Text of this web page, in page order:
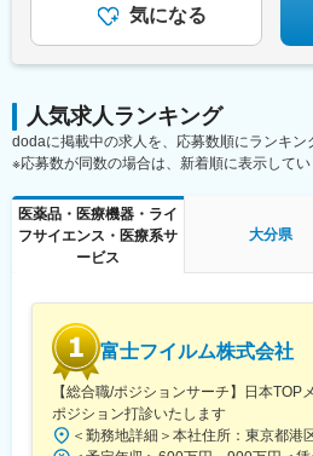
駅、近鉄奈良駅、和歌山駅、草津
山駅、松江駅、片原町駅(香川県)
院下駅、東池袋駅、日比谷駅、銀
八王子駅、高輪台駅、奥沢駅、神
駅、石上駅、新越谷駅、宇都宮駅
県)、船橋駅、札幌駅、仙台駅(地
名古屋駅、西高蔵駅、新豊田駅、
浜松駅、三島田町駅、市役所前駅(
日市駅、電鉄富山駅・エスタ前駅
(阪神線)、なんば駅(地下鉄)、高
島県)、高松築港駅、高知橋駅、眉
駅、小倉駅(福岡県)、東比恵駅、鹿
駅、旭橋駅、西早稲田駅、末広町
トウェイ駅、九品仏駅、新高島駅
宮下駅、大通駅、仙台駅、栄町駅(
町駅、第一通り駅、三島駅、七ツ
気になる
人気求人ランキング
dodaに掲載中の求人を、応募数順にランキン
※応募数が同数の場合は、新着順に表示してい
医薬品・医療機器・ライ
フサイエンス・医療系サ
ービス
大分県
富士フイルム株式会社
【総合職/ポジションサーチ】日本TOP
ポジション打診いたします